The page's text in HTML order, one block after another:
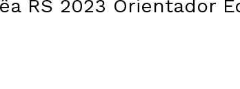
RS 2023 Orientador